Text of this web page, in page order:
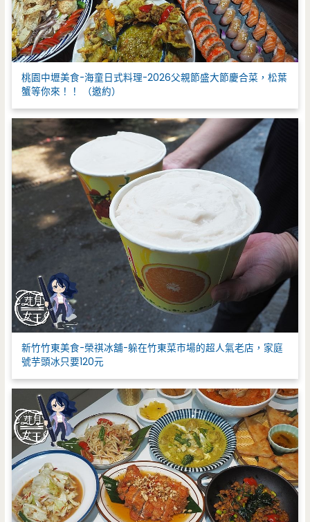
桃園中壢美食-海童日式料理-2026父親節盛大節慶合菜，松葉
蟹等你來！！ （邀約）
新竹竹東美食-榮祺冰舖-躲在竹東菜市場的超人氣老店，家庭
號芋頭冰只要120元